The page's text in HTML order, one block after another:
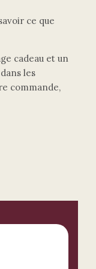
ce que
cadeau et un
les
commande,